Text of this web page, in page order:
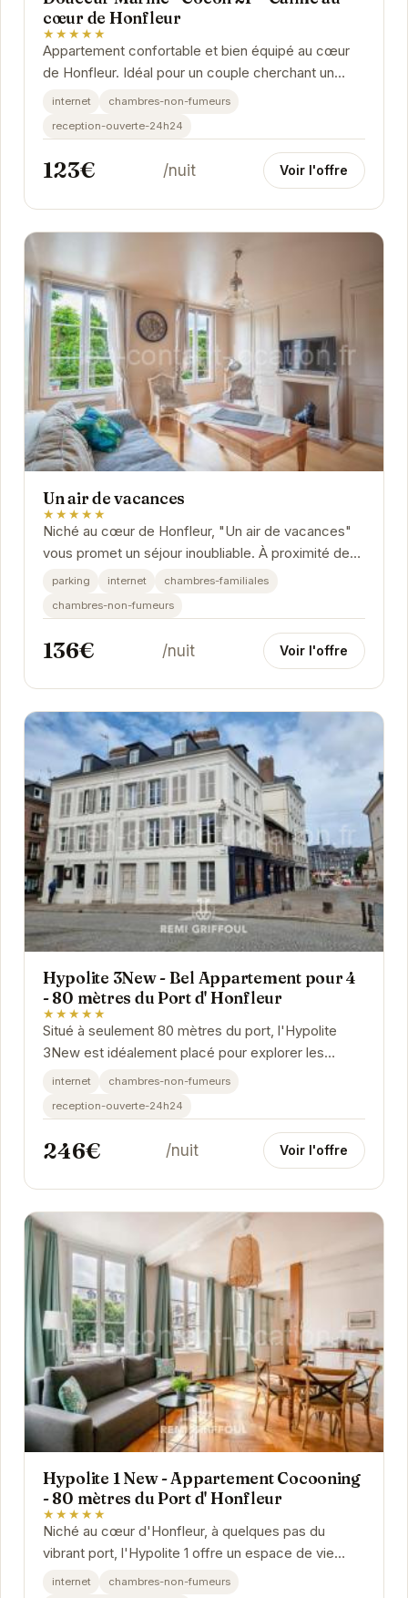
cœur de Honfleur
★★★★★
Appartement confortable et bien équipé au cœur
de Honfleur. Idéal pour un couple cherchant un
séjour calme et agréable.
internet
chambres-non-fumeurs
reception-ouverte-24h24
123€ /nuit Voir l'offre
Un air de vacances
★★★★★
Niché au cœur de Honfleur, "Un air de vacances"
vous promet un séjour inoubliable. À proximité des
attractions principales, cet établissement...
parking internet
chambres-familiales
chambres-non-fumeurs
136€ /nuit Voir l'offre
Hypolite 3New - Bel Appartement pour 4
- 80 mètres du Port d' Honfleur
★★★★★
Situé à seulement 80 mètres du port, l'Hypolite
3New est idéalement placé pour explorer les
ruelles pavées, les galeries d'art et les...
internet
chambres-non-fumeurs
reception-ouverte-24h24
246€ /nuit Voir l'offre
Hypolite 1 New - Appartement Cocooning
- 80 mètres du Port d' Honfleur
★★★★★
Niché au cœur d'Honfleur, à quelques pas du
vibrant port, l'Hypolite 1 offre un espace de vie
moderne et confortable. Son emplacement
internet
chambres-non-fumeurs